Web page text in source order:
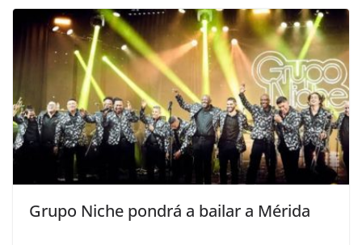
Grupo Niche pondrá a bailar a Mérida